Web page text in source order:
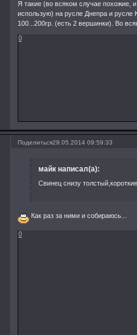
Я такие (во всяком случае похожие,
использую) на русле Днепра и русле
100...200гр. (есть 2 вершинки). Во
0
Поделиться29.05.2014 09:59:33
майк написал(а):
Свинец снизу
Как раз за ними и собираюсь...
0